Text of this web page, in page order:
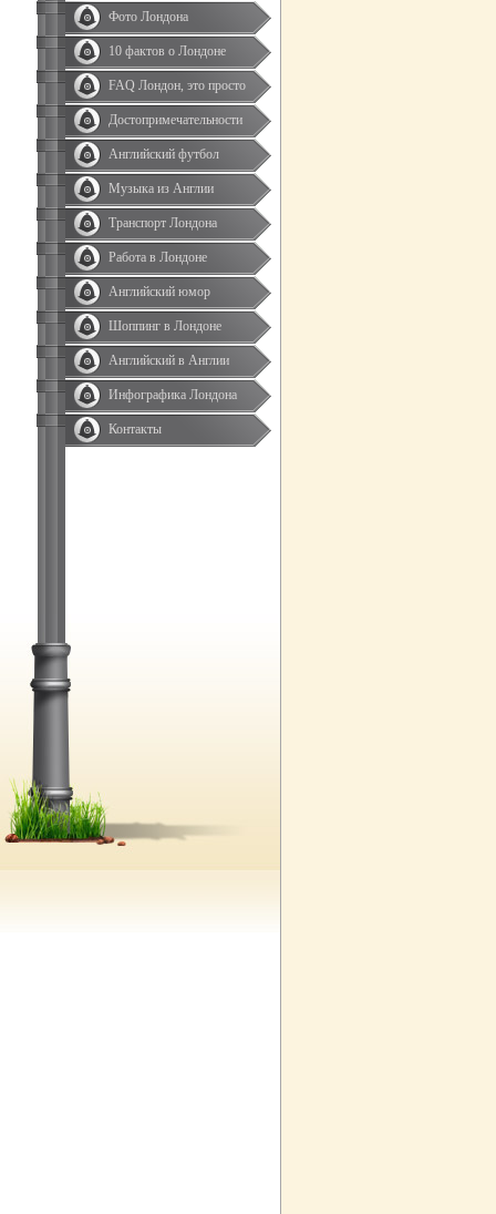
Фото Лондона
10 фактов о Лондоне
FAQ Лондон, это просто
Достопримечательности
Английский футбол
Музыка из Англии
Транспорт Лондона
Работа в Лондоне
Английский юмор
Шоппинг в Лондоне
Английский в Англии
Инфографика Лондона
Контакты